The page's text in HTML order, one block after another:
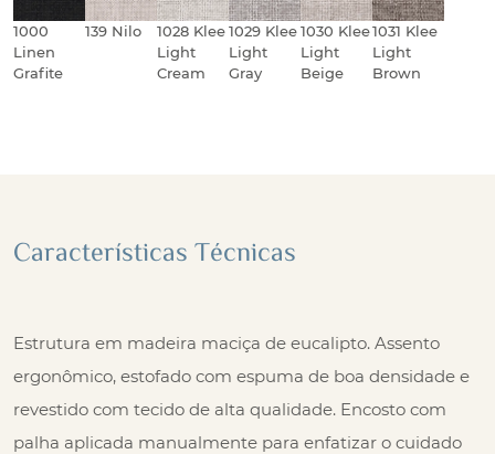
1000
Linen
Grafite
139 Nilo
1028 Klee
Light
Cream
1029 Klee
Light
Gray
1030 Klee
Light
Beige
1031 Klee
Light
Brown
Características Técnicas
Estrutura em madeira maciça de eucalipto. Assento
ergonômico, estofado com espuma de boa densidade e
revestido com tecido de alta qualidade. Encosto com
palha aplicada manualmente para enfatizar o cuidado